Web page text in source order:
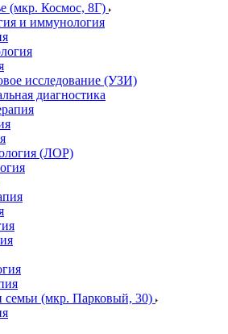
(мкр. Космос, 8Г)
и иммунология
исследование (УЗИ)
диагностика
(ЛОР)
семьи (мкр. Парковый, 30)